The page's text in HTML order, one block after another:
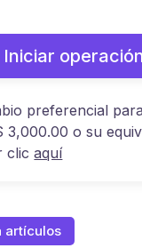
Iniciar
preferencial
3,000.00 o su
clicaquí
artículos